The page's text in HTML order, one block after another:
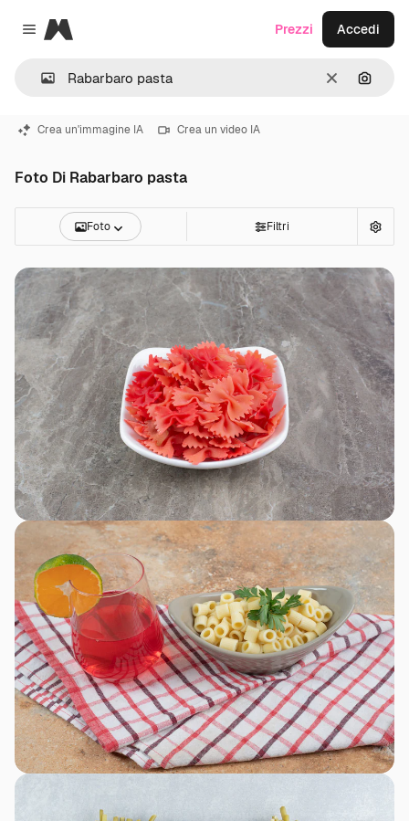
Close menu
Magnific
CancellaCerca
Prezzi Accedi
Crea un'immagine IA Crea un video IA
Foto Di Rabarbaro pasta
Foto Filtri